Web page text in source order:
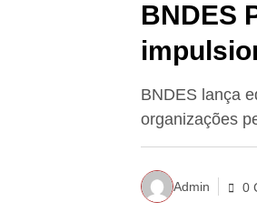
BNDES
BNDES lança
organizações
Admin 0